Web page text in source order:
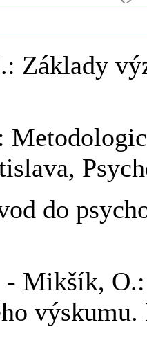
Základy
do
- Mikšík,